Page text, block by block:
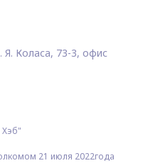
Я. Коласа, 73-3, офис
21 июля 2022года